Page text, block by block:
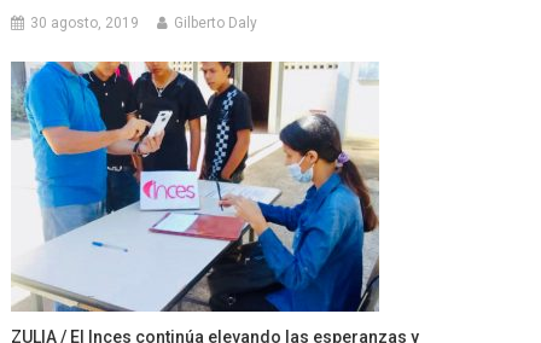
30 agosto, 2019 Gilberto Daly
ZULIA / El Inces continúa elevando las esperanzas y